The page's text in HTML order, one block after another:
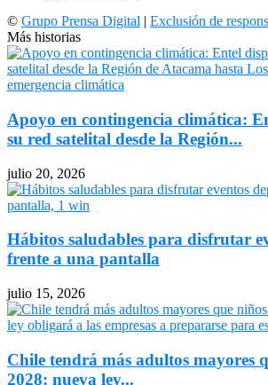
© Grupo Prensa Digital | Exclusión de
Más historias
Apoyo en contingencia climática:
su red satelital desde la Región...
julio 20, 2026
Hábitos saludables para disfrutar
frente a una pantalla
julio 15, 2026
Chile tendrá más adultos mayores
2028: nueva ley...